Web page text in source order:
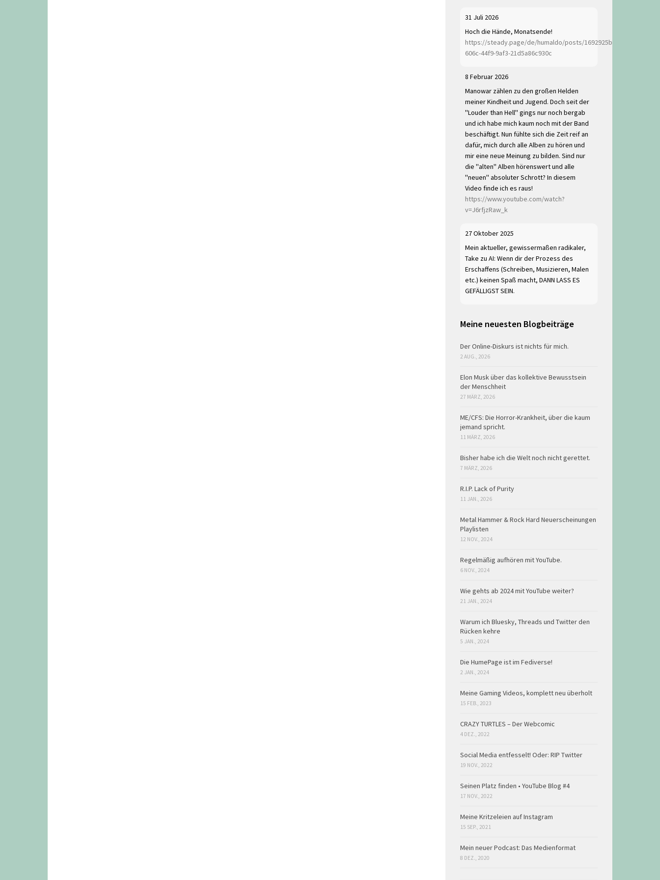
31 Juli 2026
Hoch die Hände, Monatsende!
https://steady.page/de/humaldo/posts/1692925b-
606c-44f9-9af3-21d5a86c930c
8 Februar 2026
Manowar zählen zu den großen Helden
meiner Kindheit und Jugend. Doch seit der
"Louder than Hell" gings nur noch bergab
und ich habe mich kaum noch mit der Band
beschäftigt. Nun fühlte sich die Zeit reif an
dafür, mich durch alle Alben zu hören und
mir eine neue Meinung zu bilden. Sind nur
die "alten" Alben hörenswert und alle
"neuen" absoluter Schrott? In diesem
Video finde ich es raus!
https://www.youtube.com/watch?
v=J6rfjzRaw_k
27 Oktober 2025
Mein aktueller, gewissermaßen radikaler,
Take zu AI: Wenn dir der Prozess des
Erschaffens (Schreiben, Musizieren, Malen
etc.) keinen Spaß macht, DANN LASS ES
GEFÄLLIGST SEIN.
Meine neuesten Blogbeiträge
Der Online-Diskurs ist nichts für mich.
2 AUG., 2026
Elon Musk über das kollektive Bewusstsein
der Menschheit
27 MÄRZ, 2026
ME/CFS: Die Horror-Krankheit, über die kaum
jemand spricht.
11 MÄRZ, 2026
Bisher habe ich die Welt noch nicht gerettet.
7 MÄRZ, 2026
R.I.P. Lack of Purity
11 JAN., 2026
Metal Hammer & Rock Hard Neuerscheinungen
Playlisten
12 NOV., 2024
Regelmäßig aufhören mit YouTube.
6 NOV., 2024
Wie gehts ab 2024 mit YouTube weiter?
21 JAN., 2024
Warum ich Bluesky, Threads und Twitter den
Rücken kehre
5 JAN., 2024
Die HumePage ist im Fediverse!
2 JAN., 2024
Meine Gaming Videos, komplett neu überholt
15 FEB., 2023
CRAZY TURTLES – Der Webcomic
4 DEZ., 2022
Social Media entfesselt! Oder: RIP Twitter
19 NOV., 2022
Seinen Platz finden • YouTube Blog #4
17 NOV., 2022
Meine Kritzeleien auf Instagram
15 SEP., 2021
Mein neuer Podcast: Das Medienformat
8 DEZ., 2020